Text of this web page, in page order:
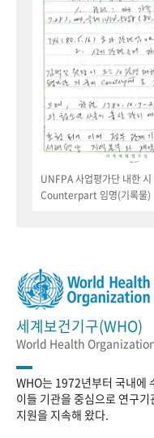
UNFPA 사업평가단 내한 시
Counterpart 임명(기록물)
세계보건기구(WHO)
World Health
WHO는 1972년부터 국내에
이들 기관을 중심으로 연구
지원을 지속해 왔다.